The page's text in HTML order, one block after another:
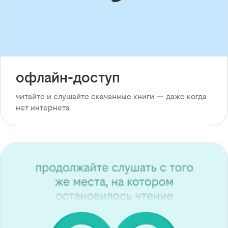
офлайн-доступ
читайте и слушайте скачанные книги — даже когда
нет интернета